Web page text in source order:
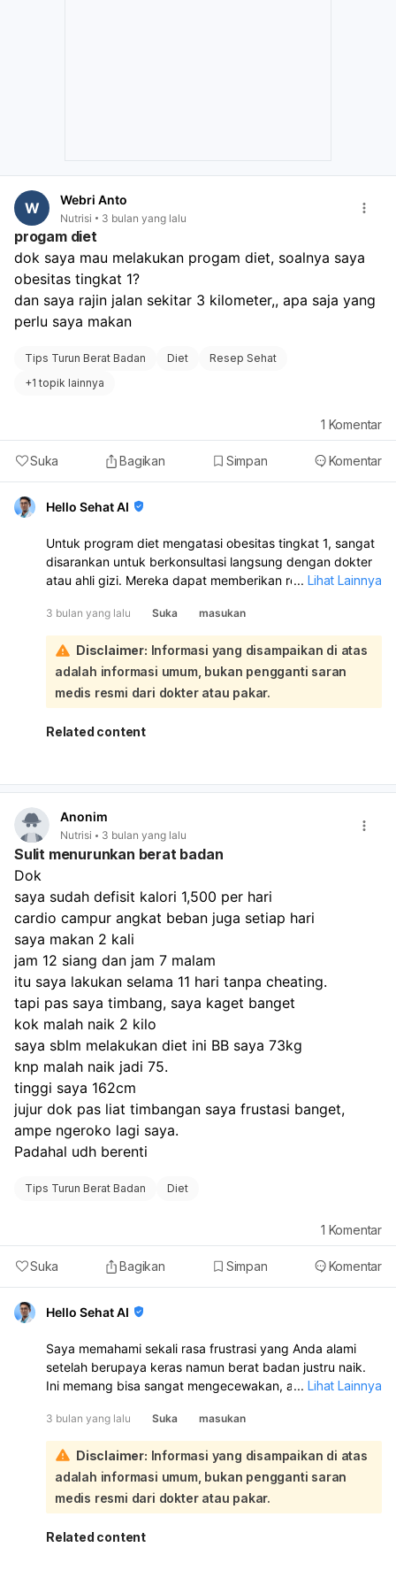
gula berlebih dan makanan berlemak, terutama di
malam hari. Kunci utamanya adalah konsistensi dalam
menjalani gaya hidup sehat.
W Webri Anto
Nutrisi 3 bulan yang lalu
progam diet
dok saya mau melakukan progam diet, soalnya saya
obesitas tingkat 1?
dan saya rajin jalan sekitar 3 kilometer,, apa saja yang
perlu saya makan
Tips Turun Berat Badan Diet
Resep Sehat
+1 topik lainnya
Suka Bagikan Simpan Komentar
1 Komentar
Hello Sehat AI
Untuk program diet mengatasi obesitas tingkat 1, sangat
disarankan untuk berkonsultasi langsung dengan dokter
atau ahli gizi. Mereka dapat memberikan rencana diet
kebutuhan kalori harian Anda, mengingat Anda sudah
rutin berjalan kaki 3 kilometer:
Secara umum, beberapa hal yang perlu Anda perhatikan
dalam pola makan adalah:
Kurangi Asupan Kalori: Targetkan pengurangan 500-
1000 kkal per hari dari asupan kalori biasa Anda untuk
mencapai defisit kalori yang aman dan efektif.
dalam jumlah banyak karena tinggi serat dan rendah
Pilih:Protein rendah lemak seperti ikan, putih telur,
ayam tanpa kulit, tempe, tahu, dan kacang-kacangan.
Yoghurt juga dapat membantu.
sederhana dan makanan tinggi kalori seperti makanan
cepat saji, makanan olahan, alkohol, minuman manis,
serta makanan berlemak tinggi. Batasi juga konsumsi
susu sapi dan olahannya.
Atur Porsi dan Jadwal Makan:
teratur dengan porsi kecil 3-4 kali sehari, termasuk
sarapan. Hindari melewatkan waktu makan dan batasi
makan berat 3-4 jam sebelum tidur. Perhatikan tanda
kenyang dan lapar, makan hanya saat lapar dan
berhenti sebelum terlalu kenyang.
Cukupi Kebutuhan Air:
membantu mengurangi rasa lapar palsu. Meskipun
Anda sudah rajin berjalan kaki, ahli gizi dapat
membantu mengintegrasikan aktivitas fisik ini dengan
rencana diet Anda untuk hasil yang optimal dan
... Lihat Lainnya
3 bulan yang lalu Suka masukan
Disclaimer: Informasi yang disampaikan di atas
adalah informasi umum, bukan pengganti saran
medis resmi dari dokter atau pakar.
Related content
Anonim
Nutrisi 3 bulan yang lalu
Sulit menurunkan berat badan
Dok
saya sudah defisit kalori 1,500 per hari
cardio campur angkat beban juga setiap hari
saya makan 2 kali
jam 12 siang dan jam 7 malam
itu saya lakukan selama 11 hari tanpa cheating.
tapi pas saya timbang, saya kaget banget
kok malah naik 2 kilo
saya sblm melakukan diet ini BB saya 73kg
knp malah naik jadi 75.
tinggi saya 162cm
jujur dok pas liat timbangan saya frustasi banget,
ampe ngeroko lagi saya.
Padahal udh berenti
Tips Turun Berat Badan Diet
Suka Bagikan Simpan Komentar
1 Komentar
Hello Sehat AI
Saya memahami sekali rasa frustrasi yang Anda alami
setelah berupaya keras namun berat badan justru naik.
Ini memang bisa sangat mengecewakan, apalagi sampai
kenaikan berat badan dalam waktu singkat seperti 11
hari, terutama saat Anda aktif berolahraga, seringkali
bukan berarti penambahan lemak, melainkan bisa
disebabkan oleh beberapa faktor:
Pertama, olahraga intens, terutama angkat beban dan
kardio setiap hari, dapat menyebabkan otot mengalami
peradangan mikro dan menahan lebih banyak air untuk
... Lihat Lainnya
3 bulan yang lalu Suka masukan
Disclaimer: Informasi yang disampaikan di atas
adalah informasi umum, bukan pengganti saran
medis resmi dari dokter atau pakar.
Related content